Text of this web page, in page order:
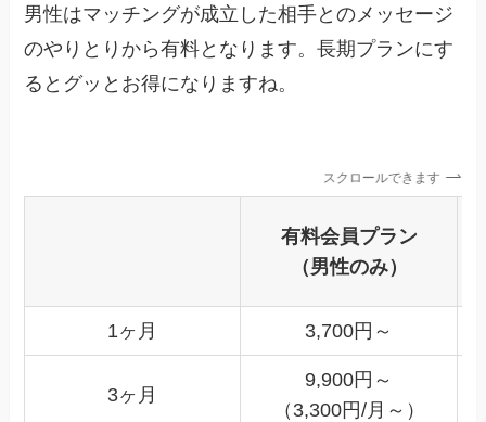
男性はマッチングが成立した相手とのメッセージ
のやりとりから有料となります。長期プランにす
るとグッとお得になりますね。
スクロールできます
有料会員プラン
（男性のみ）
1ヶ月 3,700円～
3ヶ月
9,900円～
（3,300円/月～）